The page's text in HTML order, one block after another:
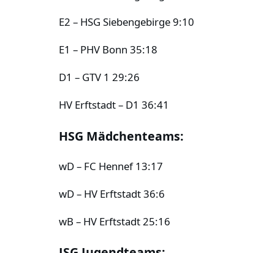
E2 – HSG Siebengebirge 9:10
E1 – PHV Bonn 35:18
D1 – GTV 1 29:26
HV Erftstadt – D1 36:41
HSG Mädchenteams:
wD – FC Hennef 13:17
wD – HV Erftstadt 36:6
wB – HV Erftstadt 25:16